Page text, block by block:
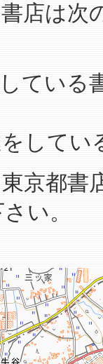
店は次
ている
してい
京都書
い。